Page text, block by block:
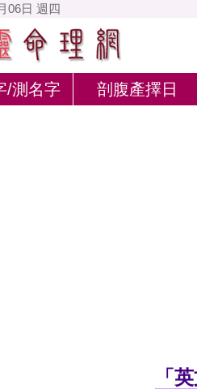
06日 週四
/測名字 剖腹產擇日
「